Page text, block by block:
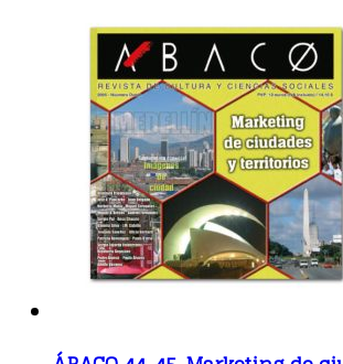
multiple
variants.
The
options
may
be
chosen
on
the
product
page